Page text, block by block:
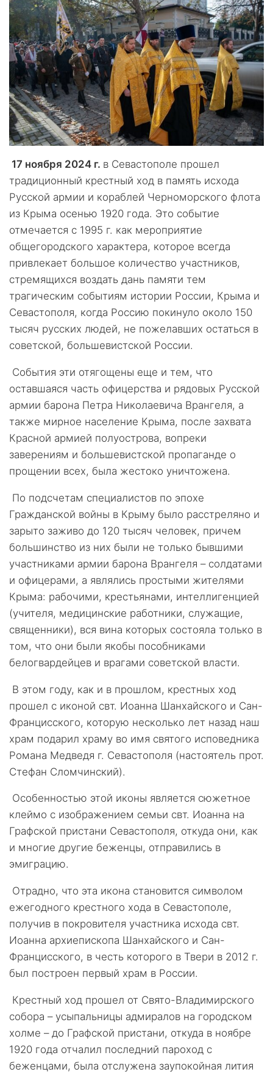
17 ноября 2024 г. в Севастополе прошел
традиционный крестный ход в память исхода
Русской армии и кораблей Черноморского флота
из Крыма осенью 1920 года. Это событие
отмечается с 1995 г. как мероприятие
общегородского характера, которое всегда
привлекает большое количество участников,
стремящихся воздать дань памяти тем
трагическим событиям истории России, Крыма и
Севастополя, когда Россию покинуло около 150
тысяч русских людей, не пожелавших остаться в
советской, большевистской России.
События эти отягощены еще и тем, что
оставшаяся часть офицерства и рядовых Русской
армии барона Петра Николаевича Врангеля, а
также мирное население Крыма, после захвата
Красной армией полуострова, вопреки
заверениям и большевистской пропаганде о
прощении всех, была жестоко уничтожена.
По подсчетам специалистов по эпохе
Гражданской войны в Крыму было расстреляно и
зарыто заживо до 120 тысяч человек, причем
большинство из них были не только бывшими
участниками армии барона Врангеля – солдатами
и офицерами, а являлись простыми жителями
Крыма: рабочими, крестьянами, интеллигенцией
(учителя, медицинские работники, служащие,
священники), вся вина которых состояла только в
том, что они были якобы пособниками
белогвардейцев и врагами советской власти.
В этом году, как и в прошлом, крестных ход
прошел с иконой свт. Иоанна Шанхайского и Сан-
Францисского, которую несколько лет назад наш
храм подарил храму во имя святого исповедника
Романа Медведя г. Севастополя (настоятель прот.
Стефан Сломчинский).
Особенностью этой иконы является сюжетное
клеймо с изображением семьи свт. Иоанна на
Графской пристани Севастополя, откуда они, как
и многие другие беженцы, отправились в
эмиграцию.
Отрадно, что эта икона становится символом
ежегодного крестного хода в Севастополе,
получив в покровителя участника исхода свт.
Иоанна архиепископа Шанхайского и Сан-
Францисского, в честь которого в Твери в 2012 г.
был построен первый храм в России.
Крестный ход прошел от Свято-Владимирского
собора – усыпальницы адмиралов на городском
холме – до Графской пристани, откуда в ноябре
1920 года отчалил последний пароход с
беженцами, была отслужена заупокойная лития